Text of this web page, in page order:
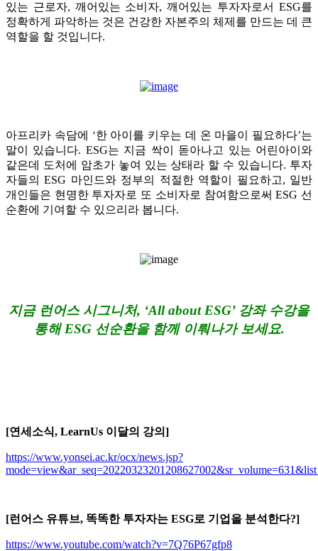
있는 근로자, 깨어있는 소비자, 깨어있는 투자자로서 ESG를
정확하게 파악하는 것은 건강한 자본주의 체제를 만드는 데 큰
역할을 할 것입니다.
아프리카 속담에 ‘한 아이를 키우는 데 온 마을이 필요하다’는
말이 있습니다. ESG는 지금 싹이 돋아나고 있는 어린아이와
같은데 도처에 암초가 놓여 있는 상태라 할 수 있습니다. 투자
자들의 ESG 마인드와 정부의 적절한 역할이 필요하고, 일반
개인들은 현명한 투자자로 또 소비자로 참여함으로써 ESG 선
순환에 기여할 수 있으리라 봅니다.
지금 런어스 시그니처, ‘All about ESG’ 강좌 수강을
통해 ESG 선순환을 함께 이뤄나가 보세요.
[연세소식, LearnUs 이달의 강의]
https://www.yonsei.ac.kr/ocx/news.jsp?
[런어스 유튜브, 똑똑한 투자자는 ESG로 기업을 분석한다?]
https://www.youtube.com/watch?v=7Q76P67gfp8